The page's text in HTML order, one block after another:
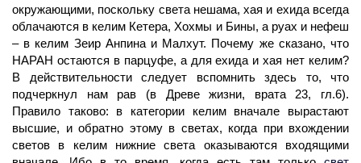
окружающими, поскольку света нешама, хая и ехида всегда
облачаются в келим Кетера, Хохмы и Бины, а руах и нефеш
– в келим Зеир Анпина и Малхут. Почему же сказано, что
НАРАН остаются в парцуфе, а для ехида и хая нет келим?
В действительности следует вспомнить здесь то, что
подчеркнул нам рав (в Древе жизни, врата 23, гл.6).
Правило таково: в категории келим вначале вырастают
высшие, и обратно этому в светах, когда при вхождении
светов в келим нижние света оказываются входящими